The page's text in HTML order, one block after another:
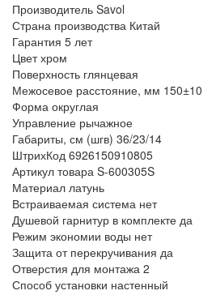
Производитель Savol
Страна производства Китай
Гарантия 5 лет
Цвет хром
Поверхность глянцевая
Межосевое расстояние, мм 150±10
Форма округлая
Управление рычажное
Габариты, см (шгв) 36/23/14
ШтрихКод 6926150910805
Артикул товара S-600305S
Материал латунь
Встраиваемая система нет
Душевой гарнитур в комплекте да
Режим экономии воды нет
Защита от перекручивания да
Отверстия для монтажа 2
Способ установки настенный